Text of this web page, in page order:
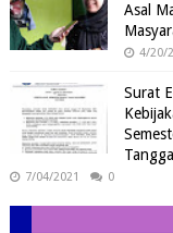
Asal
4/20/
Surat
7/04/2021 0